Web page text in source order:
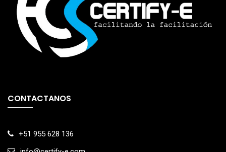
CONTACTANOS
+51 955 628 136